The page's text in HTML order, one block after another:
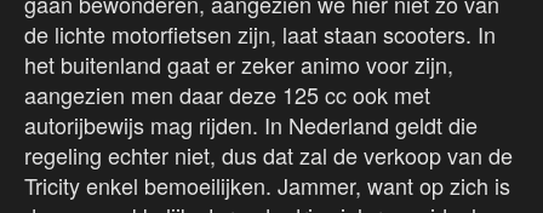
de lichte motorfietsen zijn, laat staan scooters. In
het buitenland gaat er zeker animo voor zijn,
aangezien men daar deze 125 cc ook met
autorijbewijs mag rijden. In Nederland geldt die
regeling echter niet, dus dat zal de verkoop van de
Tricity enkel bemoeilijken. Jammer, want op zich is